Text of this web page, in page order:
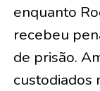
enquanto
recebeu
de prisão.
custodiados